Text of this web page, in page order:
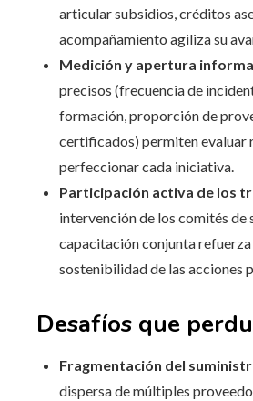
articular subsidios, créditos
acompañamiento agiliza su
Medición y apertura
precisos (frecuencia de
formación, proporción de
certificados) permiten evaluar
perfeccionar cada iniciativa.
Participación activa de los
intervención de los comités de
capacitación conjunta
sostenibilidad de las acciones
Desafíos que
Fragmentación del
dispersa de múltiples